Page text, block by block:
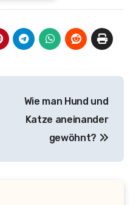
Wie man Hund und
Katze aneinander
gewöhnt?